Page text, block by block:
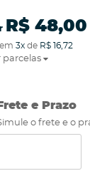
R$ 48,00
3xde R$ 16,72
parcelas
Frete e Prazo
o frete e o